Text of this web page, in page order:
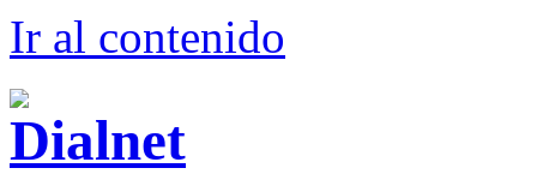
Ir al contenido